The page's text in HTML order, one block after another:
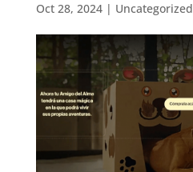
Oct 28, 2024| Uncategorized